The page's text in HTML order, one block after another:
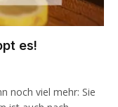
es!
noch viel mehr: Sie